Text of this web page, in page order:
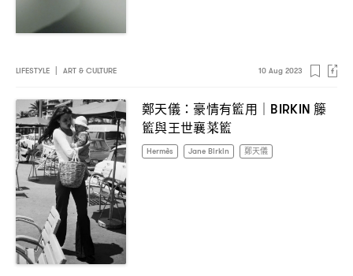
LIFESTYLE ART & CULTURE 10 Aug 2023
鄭天儀： 豪情有籃用 ｜BIRKIN 籐
籃與王世襄菜籃
Hermès Jane Birkin 鄭天儀